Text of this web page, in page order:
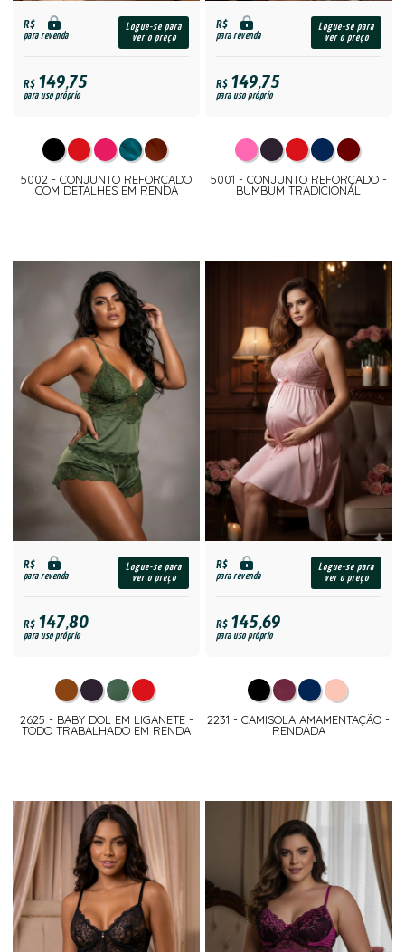
R$
para revenda
Logue-se para
ver o preço
R$149,75
para uso próprio
5002 - CONJUNTO REFORÇADO
COM DETALHES EM RENDA
R$
para revenda
Logue-se para
ver o preço
R$149,75
para uso próprio
5001 - CONJUNTO REFORÇADO -
BUMBUM TRADICIONAL
R$
para revenda
Logue-se para
ver o preço
R$147,80
para uso próprio
2625 - BABY DOL EM LIGANETE -
TODO TRABALHADO EM RENDA
R$
para revenda
Logue-se para
ver o preço
R$145,69
para uso próprio
2231 - CAMISOLA AMAMENTAÇÃO -
RENDADA